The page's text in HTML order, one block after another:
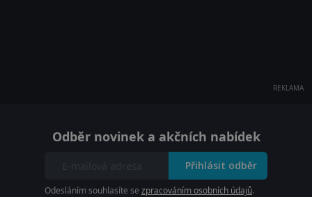
REKLAMA
Odběr novinek a akčních nabídek
Přihlásit odběr
Odesláním souhlasíte se zpracováním osobních údajů.